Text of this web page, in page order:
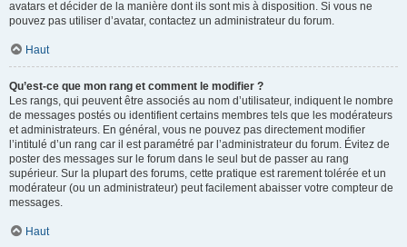
avatars et décider de la manière dont ils sont mis à disposition. Si vous ne
pouvez pas utiliser d’avatar, contactez un administrateur du forum.
Haut
Qu’est-ce que mon rang et comment le modifier ?
Les rangs, qui peuvent être associés au nom d’utilisateur, indiquent le nombre
de messages postés ou identifient certains membres tels que les modérateurs
et administrateurs. En général, vous ne pouvez pas directement modifier
l’intitulé d’un rang car il est paramétré par l’administrateur du forum. Évitez de
poster des messages sur le forum dans le seul but de passer au rang
supérieur. Sur la plupart des forums, cette pratique est rarement tolérée et un
modérateur (ou un administrateur) peut facilement abaisser votre compteur de
messages.
Haut